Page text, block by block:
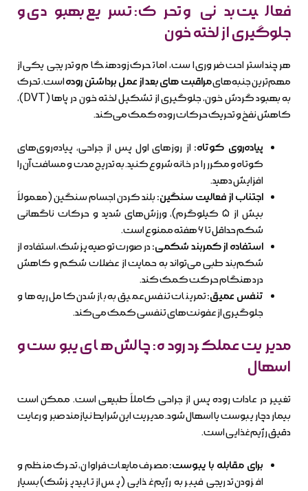
فعالیت بدنی و تحرک: تسریع بهبودی و
جلوگیری از لخته خون
هرچند استراحت ضروری است، اما تحرک زودهنگام و تدریجی یکی از
مهم‌ترین جنبه‌هایمراقبت های بعد از عمل برداشتن رودهاست. تحرک
به بهبود گردش خون، جلوگیری از تشکیل لخته خون در پاها (DVT)،
کاهش نفخ و تحریک حرکات روده کمک می‌کند.
پیاده‌روی کوتاه: از روزهای اول پس از جراحی، پیاده‌روی‌های
کوتاه و مکرر را در خانه شروع کنید. به تدریج مدت و مسافت آن را
افزایش دهید.
اجتناب از فعالیت سنگین: بلند کردن اجسام سنگین (معمولاً
بیش از ۵ کیلوگرم)، ورزش‌های شدید و حرکات ناگهانی
شکم حداقل تا ۶ هفته ممنوع است.
استفاده از کمربند شکمی: در صورت توصیه پزشک، استفاده از
شکم‌بند طبی می‌تواند به حمایت از عضلات شکم و کاهش
درد هنگام حرکت کمک کند.
تنفس عمیق:تمرینات تنفس عمیق به باز شدن کامل ریه‌ها و
جلوگیری از عفونت‌های تنفسی کمک می‌کند.
مدیریت عملکرد روده: چالش‌های یبوست و
اسهال
تغییر در عادات روده پس از جراحی کاملاً طبیعی است. ممکن است
بیمار دچار یبوست یا اسهال شود. مدیریت این شرایط نیازمند صبر و رعایت
دقیق رژیم غذایی است.
برای مقابله با یبوست:مصرف مایعات فراوان، تحرک منظم و
افزودن تدریجی فیبر به رژیم غذایی (پس از تایید پزشک) بسیار